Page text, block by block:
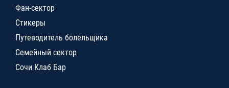
Фан-сектор
Стикеры
Путеводитель болельщика
Семейный сектор
Сочи Клаб Бар